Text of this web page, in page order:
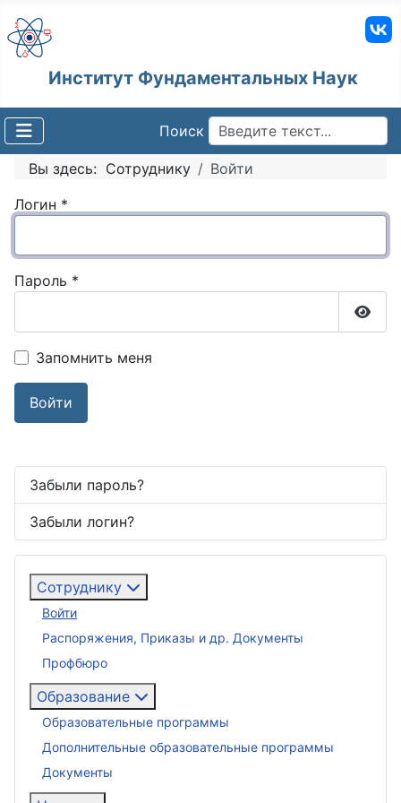
Институт Фундаментальных Наук
Поиск
Вы здесь: Сотруднику
Войти
Логин *
Пароль *
Запомнить меня
Войти
Забыли пароль?
Забыли логин?
Сотруднику
Войти
Распоряжения, Приказы и др. Документы
Профбюро
Образование
Образовательные программы
Дополнительные образовательные программы
Документы